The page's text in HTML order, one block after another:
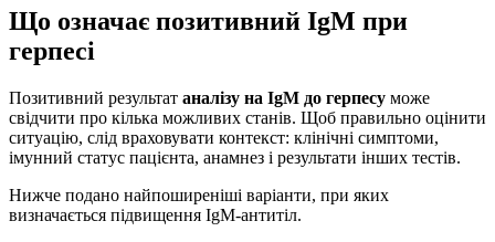
Що означає позитивний IgM при
герпесі
Позитивний результат аналізу на IgM до герпесу може
свідчити про кілька можливих станів. Щоб правильно оцінити
ситуацію, слід враховувати контекст: клінічні симптоми,
імунний статус пацієнта, анамнез і результати інших тестів.
Нижче подано найпоширеніші варіанти, при яких
визначається підвищення IgM-антитіл.